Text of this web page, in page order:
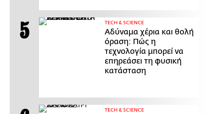
ΤECH & SCIENCE
Αδύναμα χέρια και θολή
όραση: Πώς η
τεχνολογία μπορεί να
επηρεάσει τη φυσική
κατάσταση
ΤECH & SCIENCE